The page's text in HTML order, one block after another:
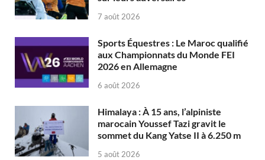
7 août 2026
Sports Équestres : Le Maroc qualifié
aux Championnats du Monde FEI
2026 en Allemagne
6 août 2026
Himalaya : À 15 ans, l’alpiniste
marocain Youssef Tazi gravit le
sommet du Kang Yatse II à 6.250 m
5 août 2026